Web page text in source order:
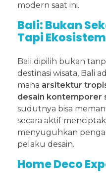
modern saat ini.
Bali: Bukan
Tapi
Bali dipilih bukan
destinasi wisata, Bali
mana arsitektur
desain kontemporer
sudutnya bisa
secara aktif
menyuguhkan
pelaku desain.
Home Deco